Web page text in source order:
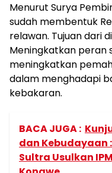
Menurut Surya
sudah membentuk
relawan. Tujuan dari
Meningkatkan
meningkatkan
dalam menghadapi
kebakaran.
BACA JUGA :
dan Kebudayaan :
Sultra Usulkan